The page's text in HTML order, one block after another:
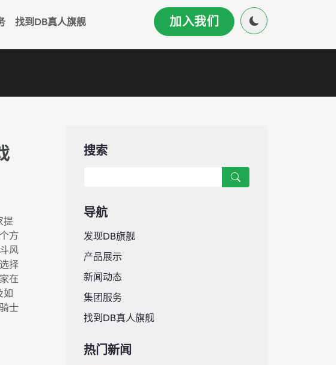
找到DB真人旗舰 加入我们
提
方
风
择
在
如
士
搜索
导航
发现DB旗舰
产品展示
新闻动态
集团服务
找到DB真人旗舰
热门新闻